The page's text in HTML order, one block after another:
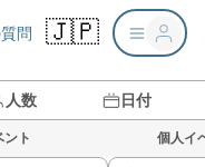
問 🇯🇵
人数 日付
ント 個人イ